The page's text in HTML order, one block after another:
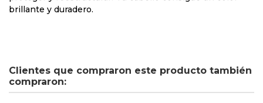
brillante y duradero.
Clientes que compraron este producto también
compraron: